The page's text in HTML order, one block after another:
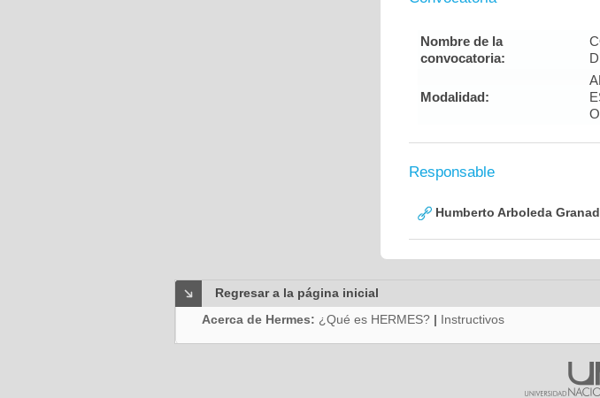
Nombre de la
convocatoria:
Modalidad:
Responsable
Humberto Arboleda
Regresar a la página inicial
Acerca de Hermes: ¿Qué es HERMES? | Instructivos